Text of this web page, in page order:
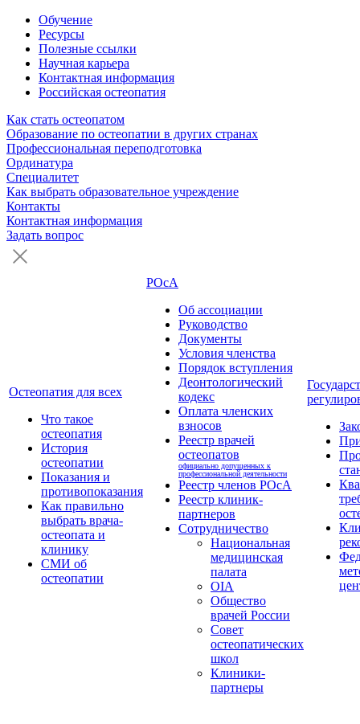
Обучение
Ресурсы
Полезные ссылки
Научная карьера
Контактная информация
Российская остеопатия
Как стать остеопатом
Образование по остеопатии в других странах
Профессиональная переподготовка
Ординатура
Специалитет
Как выбрать образовательное учреждение
Контакты
Контактная информация
Задать вопрос
Остеопатия для всех
Что такое
остеопатия
История
остеопатии
Показания и
противопоказания
Как правильно
выбрать врача-
остеопата и
клинику
СМИ об
остеопатии
РОсА
Об ассоциации
Руководство
Документы
Условия членства
Порядок вступления
Деонтологический
кодекс
Оплата членских
взносов
Реестр врачей
остеопатов
официально допущенных к
профессиональной деятельности
Реестр членов РОсА
Реестр клиник-
партнеров
Сотрудничество
Национальная
медицинская
палата
OIA
Общество
врачей России
Совет
остеопатических
школ
Клиники-
партнеры